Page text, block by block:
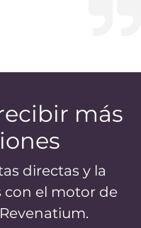
más
directas y la
con el motor de